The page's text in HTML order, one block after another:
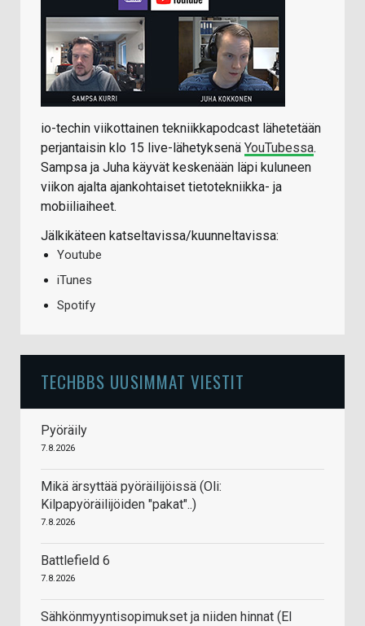
io-techin viikottainen tekniikkapodcast lähetetään
perjantaisin klo 15 live-lähetyksenä YouTubessa.
Sampsa ja Juha käyvät keskenään läpi kuluneen
viikon ajalta ajankohtaiset tietotekniikka- ja
mobiiliaiheet.
Jälkikäteen katseltavissa/kuunneltavissa:
Youtube
iTunes
Spotify
TECHBBS UUSIMMAT VIESTIT
Pyöräily
7.8.2026
Mikä ärsyttää pyöräilijöissä (Oli:
Kilpapyöräilijöiden "pakat"..)
7.8.2026
Battlefield 6
7.8.2026
Sähkönmyyntisopimukset ja niiden hinnat (EI